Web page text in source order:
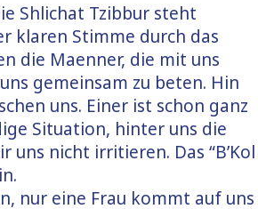
Shlichat Tzibbur steht
klaren Stimme durch das
die Maenner, die mit uns
gemeinsam zu beten. Hin
uns. Einer ist schon ganz
Situation, hinter uns die
uns nicht irritieren. Das “B’Kol
nur eine Frau kommt auf uns